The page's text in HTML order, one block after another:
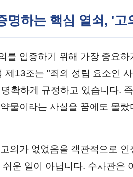
명하는 핵심 열쇠, '고
를 입증하기 위해 가장 중요
제13조는 "죄의 성립 요소인
확하게 규정하고 있습니다.
물이라는 사실을 꿈에도 몰
의가 없었음을 객관적으로
쉬운 일이 아닙니다. 수사관은